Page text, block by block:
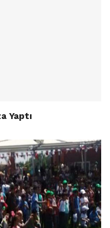
Yaptı